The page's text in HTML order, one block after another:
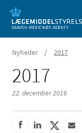
Nyheder / 2017
2017
22. december 2016